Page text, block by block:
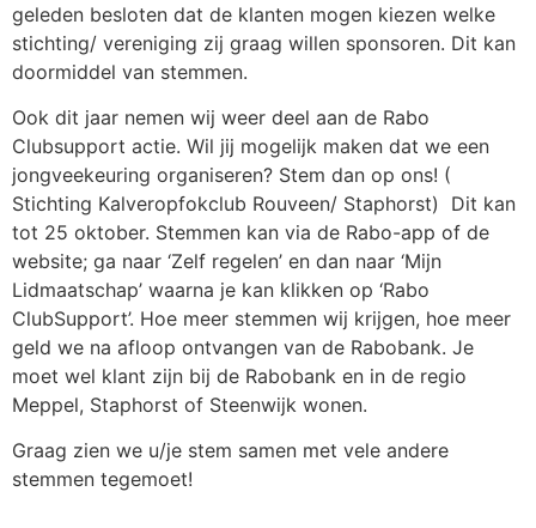
geleden besloten dat de klanten mogen kiezen welke
stichting/ vereniging zij graag willen sponsoren. Dit kan
doormiddel van stemmen.
Ook dit jaar nemen wij weer deel aan de Rabo
Clubsupport actie. Wil jij mogelijk maken dat we een
jongveekeuring organiseren? Stem dan op ons! (
Stichting Kalveropfokclub Rouveen/ Staphorst) Dit kan
tot 25 oktober. Stemmen kan via de Rabo-app of de
website; ga naar ‘Zelf regelen’ en dan naar ‘Mijn
Lidmaatschap’ waarna je kan klikken op ‘Rabo
ClubSupport’. Hoe meer stemmen wij krijgen, hoe meer
geld we na afloop ontvangen van de Rabobank. Je
moet wel klant zijn bij de Rabobank en in de regio
Meppel, Staphorst of Steenwijk wonen.
Graag zien we u/je stem samen met vele andere
stemmen tegemoet!